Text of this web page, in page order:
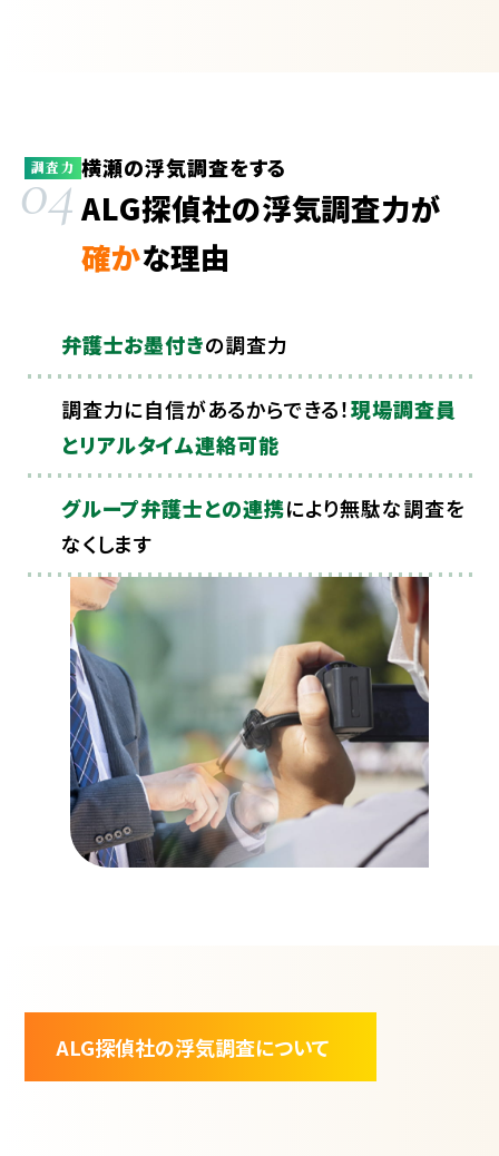
調査力
04横瀬の浮気調査をする
ALG探偵社の浮気調査力が
確かな理由
弁護士お墨付きの調査力
調査力に自信があるからできる！現場調査員
とリアルタイム連絡可能
グループ弁護士との連携により無駄な調査を
なくします
ALG探偵社の浮気調査について